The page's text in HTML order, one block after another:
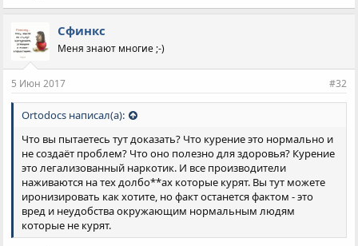
Сфинкс
Меня знают многие ;-)
5 Июн 2017 #32
Ortodocs написал(а):
Что вы пытаетесь тут доказать? Что курение это нормально и
не создаёт проблем? Что оно полезно для здоровья? Курение
это легализованный наркотик. И все производители
наживаются на тех долбо**ах которые курят. Вы тут можете
иронизировать как хотите, но факт останется фактом - это
вред и неудобства окружающим нормальным людям
которые не курят.